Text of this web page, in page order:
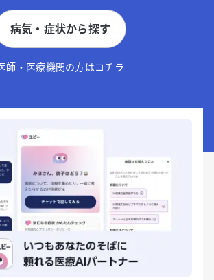
病気・症状から探す
師・医療機関の方はコチラ